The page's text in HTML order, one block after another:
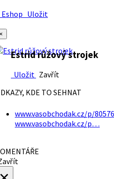
Uložit
Estrid růžový strojek
Uložit Zavřít
KDE TO SEHNAT
www.vasobchodak.cz/p/
www.vasobchodak.cz/p…